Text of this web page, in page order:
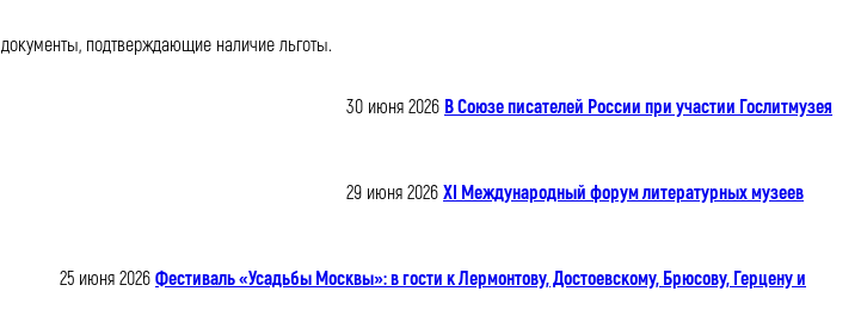
подтверждающие наличие льготы.
30 июня 2026 В Союзе писателей России при участии Гослитмузея
29 июня 2026 XI Международный форум литературных музеев
25 июня 2026 Фестиваль «Усадьбы Москвы»: в гости к Лермонтову, Достоевскому, Брюсову, Герцену и